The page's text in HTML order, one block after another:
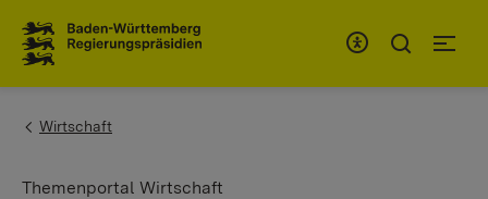
You are here:
Wirtschaft
Themenportal Wirtschaft